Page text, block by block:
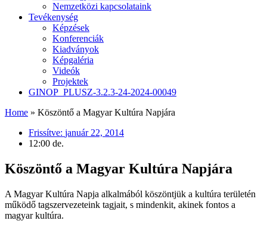
Nemzetközi kapcsolataink
Tevékenység
Képzések
Konferenciák
Kiadványok
Képgaléria
Videók
Projektek
GINOP_PLUSZ-3.2.3-24-2024-00049
Home » Köszöntő a Magyar Kultúra Napjára
Frissítve: január 22, 2014
12:00 de.
Köszöntő a Magyar Kultúra Napjára
A Magyar Kultúra Napja alkalmából köszöntjük a kultúra területén
működő tagszervezeteink tagjait, s mindenkit, akinek fontos a
magyar kultúra.